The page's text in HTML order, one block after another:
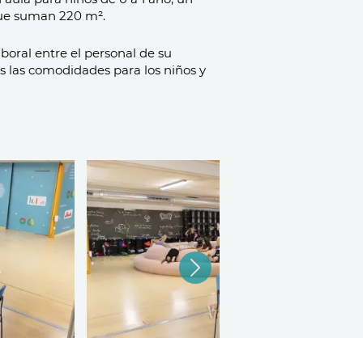
suman 220 m².
entre el personal de su
comodidades para los niños y